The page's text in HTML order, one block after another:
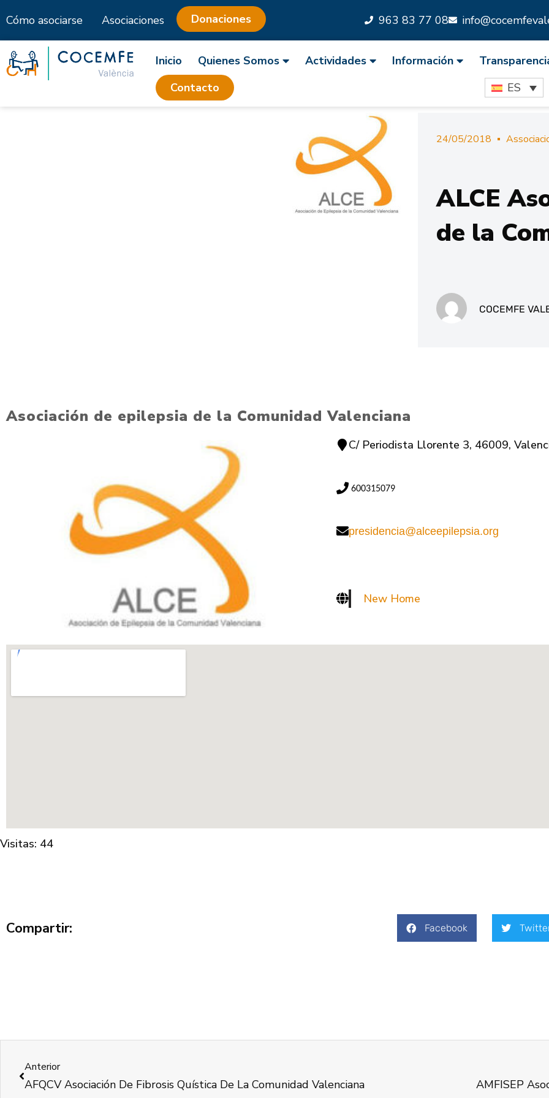
al
contenido
Cómo asociarse Asociaciones Donaciones 963 83 77 08
Inicio Quienes Somos Actividades Información
Contacto
ES
24/05/2018
ALCE
de la
COCEMFE
Asociación de epilepsia de la Comunidad Valenciana
C/ Periodista Llorente 3, 46009,
600315079
presidencia@alceepilepsia.org
New Home
Visitas: 44
Compartir: Facebook
Anterior
AFQCV Asociación De Fibrosis Quística De La Comunidad Valenciana AMFISEP